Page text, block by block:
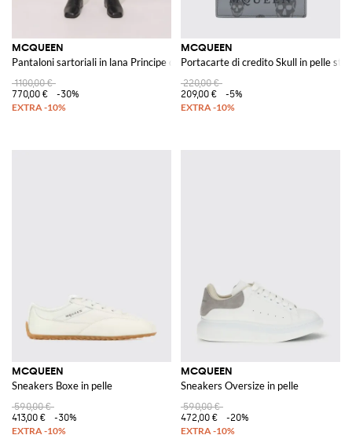
MCQUEEN
Pantaloni sartoriali in lana Principe di Galles
1100,00 €
770,00 €
-30%
MCQUEEN
Portacarte di credito Skull in pelle
220,00 €
209,00 €
-5%
MCQUEEN
Sneakers Boxe in pelle
590,00 €
413,00 €
-30%
MCQUEEN
Sneakers Oversize in pelle
590,00 €
472,00 €
-20%